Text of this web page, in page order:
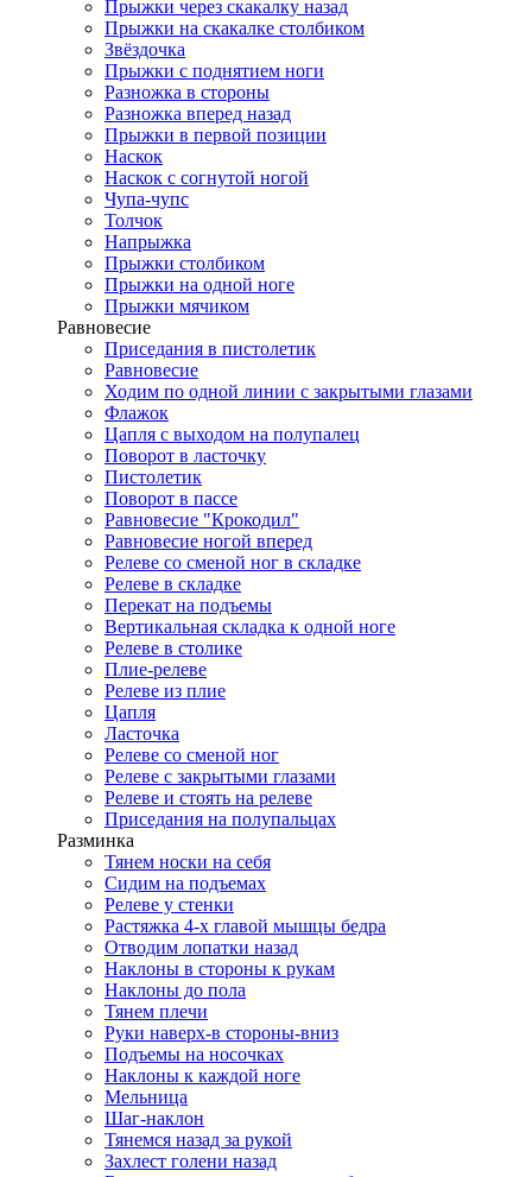
Прыжки через скакалку назад
Прыжки на скакалке столбиком
Звёздочка
Прыжки с поднятием ноги
Разножка в стороны
Разножка вперед назад
Прыжки в первой позиции
Наскок
Наскок с согнутой ногой
Чупа-чупс
Толчок
Напрыжка
Прыжки столбиком
Прыжки на одной ноге
Прыжки мячиком
Равновесие
Приседания в пистолетик
Равновесие
Ходим по одной линии с закрытыми глазами
Флажок
Цапля с выходом на полупалец
Поворот в ласточку
Пистолетик
Поворот в пассе
Равновесие "Крокодил"
Равновесие ногой вперед
Релеве со сменой ног в складке
Релеве в складке
Перекат на подъемы
Вертикальная складка к одной ноге
Релеве в столике
Плие-релеве
Релеве из плие
Цапля
Ласточка
Релеве со сменой ног
Релеве с закрытыми глазами
Релеве и стоять на релеве
Приседания на полупальцах
Разминка
Тянем носки на себя
Сидим на подъемах
Релеве у стенки
Растяжка 4-х главой мышцы бедра
Отводим лопатки назад
Наклоны в стороны к рукам
Наклоны до пола
Тянем плечи
Руки наверх-в стороны-вниз
Подъемы на носочках
Наклоны к каждой ноге
Мельница
Шаг-наклон
Тянемся назад за рукой
Захлест голени назад